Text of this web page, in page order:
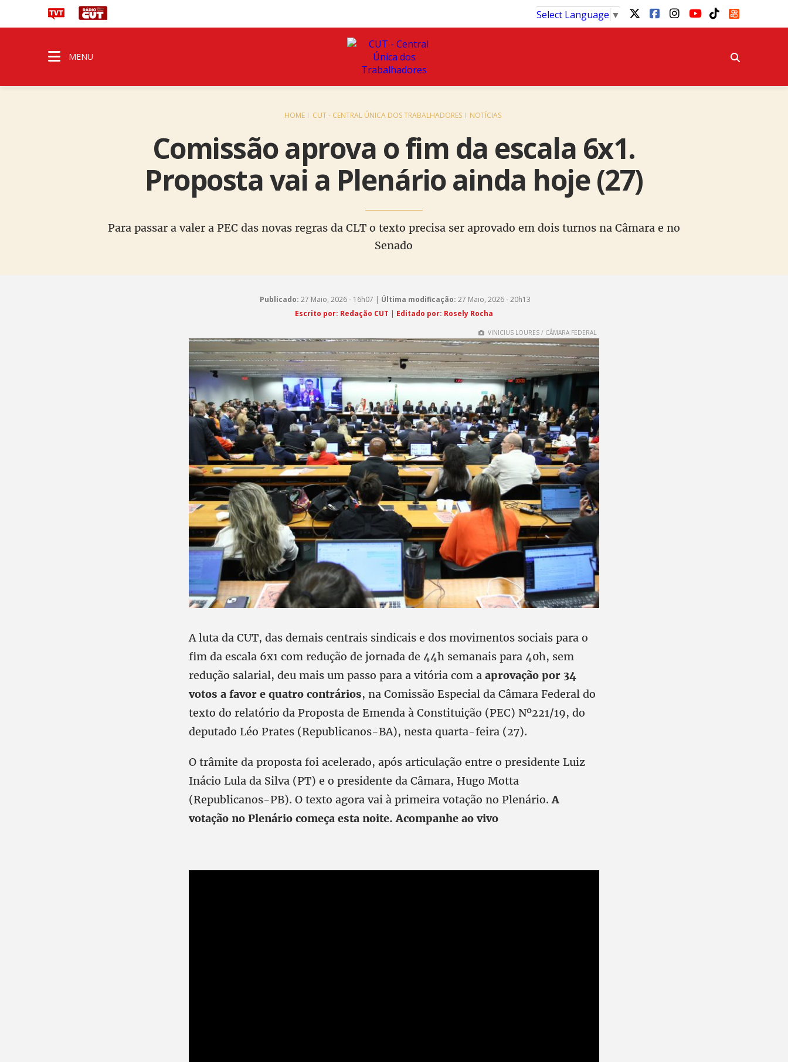
Select Language ▼
MENU
HOME CUT - CENTRAL ÚNICA DOS TRABALHADORES NOTÍCIAS
Comissão aprova o fim da escala 6x1.
Proposta vai a Plenário ainda hoje (27)
Para passar a valer a PEC das novas regras da CLT o texto precisa ser aprovado em dois turnos na Câmara e no
Senado
Publicado: 27 Maio, 2026 - 16h07 | Última modificação: 27 Maio, 2026 - 20h13
Escrito por: Redação CUT | Editado por: Rosely Rocha
VINICIUS LOURES / CÂMARA FEDERAL
A luta da CUT, das demais centrais sindicais e dos movimentos sociais para o
fim da escala 6x1 com redução de jornada de 44h semanais para 40h, sem
redução salarial, deu mais um passo para a vitória com a aprovação por 34
votos a favor e quatro contrários, na Comissão Especial da Câmara Federal do
texto do relatório da Proposta de Emenda à Constituição (PEC) Nº221/19, do
deputado Léo Prates (Republicanos-BA), nesta quarta-feira (27).
O trâmite da proposta foi acelerado, após articulação entre o presidente Luiz
Inácio Lula da Silva (PT) e o presidente da Câmara, Hugo Motta
(Republicanos-PB). O texto agora vai à primeira votação no Plenário.A
votação no Plenário começa esta noite. Acompanhe ao vivo